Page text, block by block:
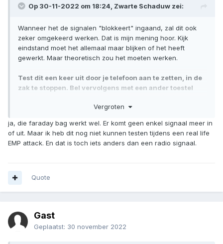
Op 30-11-2022 om 18:24, Zwarte Schaduw zei:
Wanneer het de signalen "blokkeert" ingaand, zal dit ook
zeker omgekeerd werken. Dat is mijn mening hoor. Kijk
eindstand moet het allemaal maar blijken of het heeft
gewerkt. Maar theoretisch zou het moeten werken.
Test dit een keer uit door je telefoon aan te zetten, in de
zak te stoppen. Bel vervolgens met een ander toestel
ingespreks toon, dan weet je dat je test geslaagd is.
Zo heb ik des tijd mijn oude Faraday case getest. Echter is
deze tot vervelend einde van het leven gekomen.
Vergroten
ja, die faraday bag werkt wel. Er komt geen enkel signaal meer in
of uit. Maar ik heb dit nog niet kunnen testen tijdens een real life
EMP attack. En dat is toch iets anders dan een radio signaal.
Quote
Gast
Geplaatst: 30 november 2022